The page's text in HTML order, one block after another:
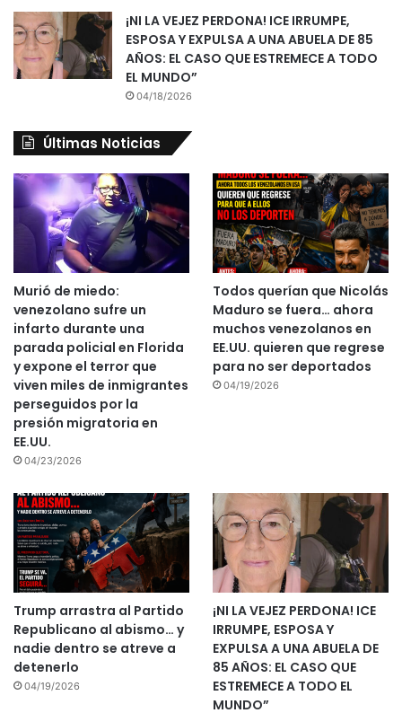
¡NI LA VEJEZ PERDONA! ICE IRRUMPE,
ESPOSA Y EXPULSA A UNA ABUELA DE 85
AÑOS: EL CASO QUE ESTREMECE A TODO
EL MUNDO”
04/18/2026
Últimas Noticias
Murió de miedo:
venezolano sufre un
infarto durante una
parada policial en Florida
y expone el terror que
viven miles de inmigrantes
perseguidos por la
presión migratoria en
EE.UU.
04/23/2026
Todos querían que Nicolás
Maduro se fuera… ahora
muchos venezolanos en
EE.UU. quieren que regrese
para no ser deportados
04/19/2026
Trump arrastra al Partido
Republicano al abismo… y
nadie dentro se atreve a
detenerlo
04/19/2026
¡NI LA VEJEZ PERDONA! ICE
IRRUMPE, ESPOSA Y
EXPULSA A UNA ABUELA DE
85 AÑOS: EL CASO QUE
ESTREMECE A TODO EL
MUNDO”